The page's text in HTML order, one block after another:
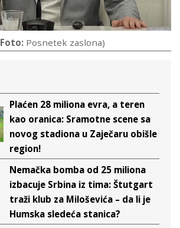
Foto: Posnetek zaslona)
Plaćen 28 miliona evra, a teren
kao oranica: Sramotne scene sa
novog stadiona u Zaječaru obišle
region!
Nemačka bomba od 25 miliona
izbacuje Srbina iz tima: Štutgart
traži klub za Miloševića – da li je
Humska sledeća stanica?